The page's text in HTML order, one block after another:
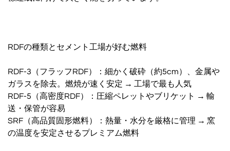
RDFの種類とセメント工場が好む燃料
RDF-3（フラッフRDF）：細かく破砕（約5cm）、金属や
ガラスを除去。燃焼が速く安定 → 工場で最も人気
RDF-5（高密度RDF）：圧縮ペレットやブリケット → 輸
送・保管が容易
SRF（高品質固形燃料）：熱量・水分を厳格に管理 → 窯
の温度を安定させるプレミアム燃料